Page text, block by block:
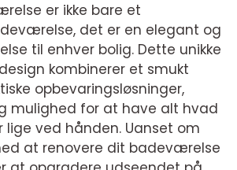
er ikke bare et
det er en elegant og
til enhver bolig. Dette unikke
kombinerer et smukt
opbevaringsløsninger,
mulighed for at have alt hvad
lige ved hånden. Uanset om
at renovere dit badeværelse